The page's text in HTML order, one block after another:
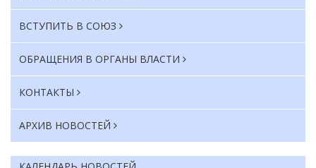
ВСТУПИТЬ В СОЮЗ
ОБРАЩЕНИЯ В ОРГАНЫ ВЛАСТИ
КОНТАКТЫ
АРХИВ НОВОСТЕЙ